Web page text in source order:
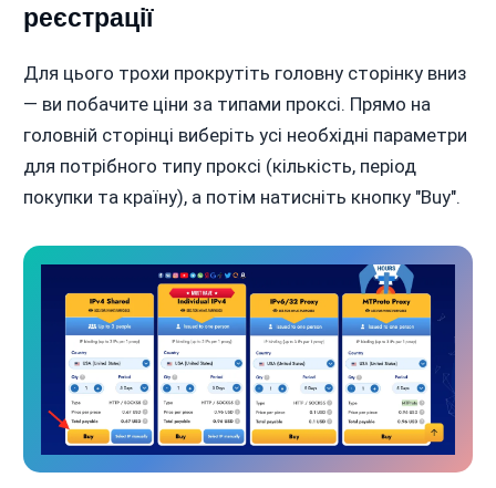
реєстрації
Для цього трохи прокрутіть головну сторінку вниз
— ви побачите ціни за типами проксі. Прямо на
головній сторінці виберіть усі необхідні параметри
для потрібного типу проксі (кількість, період
покупки та країну), а потім натисніть кнопку "Buy".